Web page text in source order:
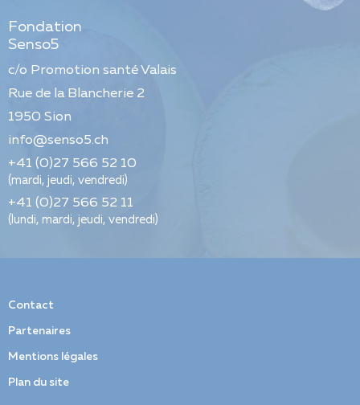
Fondation
Senso5
c/o Promotion santé Valais
Rue de la Blancherie 2
1950 Sion
info@senso5.ch
+41 (0)27 566 52 10
(mardi, jeudi, vendredi)
+41 (0)27 566 52 11
(lundi, mardi, jeudi, vendredi)
Contact
Partenaires
Mentions légales
Plan du site